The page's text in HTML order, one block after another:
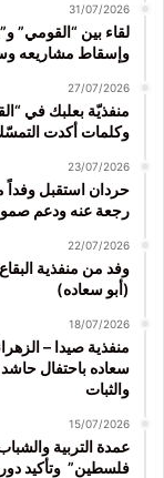
31/07/2026
لقاء بين “القومي”
وإسقاط مشاريعه
27/07/2026
منفذيّة بعلبك في
وكلمات أكدت
23/07/2026
حردان استقبل وفداً
رجعة عنه ودعم صمود
22/07/2026
وفد من منفذية
(أبو سعاده)
18/07/2026
منفذية صيدا –
سعاده باحتفال
والثبات
15/07/2026
عمدة التربية
فلسطين” وتأكيد